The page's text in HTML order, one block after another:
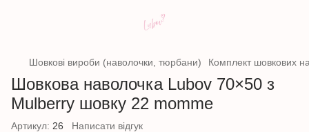
Шовкові вироби (наволочки, тюрбани) Комплект шовкових
Шовкова наволочка Lubov 70×50 з
Mulberry шовку 22 momme
Артикул: 26 Написати відгук